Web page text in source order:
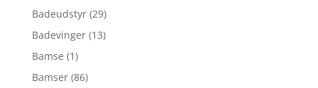
Badeudstyr (29)
Badevinger (13)
Bamse (1)
Bamser (86)